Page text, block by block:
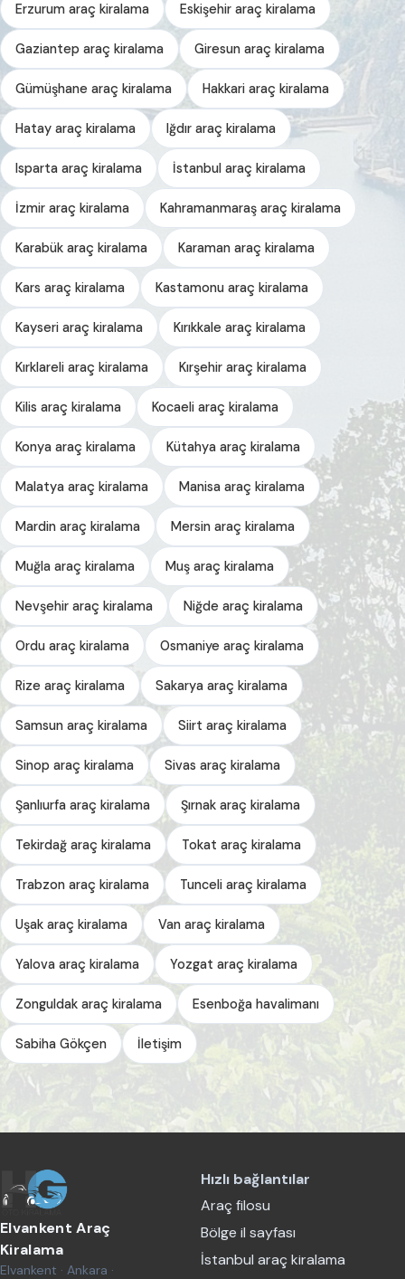
Erzurum araç kiralama Eskişehir araç kiralama
Gaziantep araç kiralama Giresun araç kiralama
Gümüşhane araç kiralama Hakkari araç kiralama
Hatay araç kiralama Iğdır araç kiralama
Isparta araç kiralama İstanbul araç kiralama
İzmir araç kiralama Kahramanmaraş araç kiralama
Karabük araç kiralama Karaman araç kiralama
Kars araç kiralama Kastamonu araç kiralama
Kayseri araç kiralama Kırıkkale araç kiralama
Kırklareli araç kiralama Kırşehir araç kiralama
Kilis araç kiralama Kocaeli araç kiralama
Konya araç kiralama Kütahya araç kiralama
Malatya araç kiralama Manisa araç kiralama
Mardin araç kiralama Mersin araç kiralama
Muğla araç kiralama Muş araç kiralama
Nevşehir araç kiralama Niğde araç kiralama
Ordu araç kiralama Osmaniye araç kiralama
Rize araç kiralama Sakarya araç kiralama
Samsun araç kiralama Siirt araç kiralama
Sinop araç kiralama Sivas araç kiralama
Şanlıurfa araç kiralama Şırnak araç kiralama
Tekirdağ araç kiralama Tokat araç kiralama
Trabzon araç kiralama Tunceli araç kiralama
Uşak araç kiralama Van araç kiralama
Yalova araç kiralama Yozgat araç kiralama
Zonguldak araç kiralama Esenboğa havalimanı
Sabiha Gökçen İletişim
Elvankent Araç
Kiralama
Elvankent · Ankara ·
Hızlı bağlantılar
Araç filosu
Bölge il sayfası
İstanbul araç kiralama